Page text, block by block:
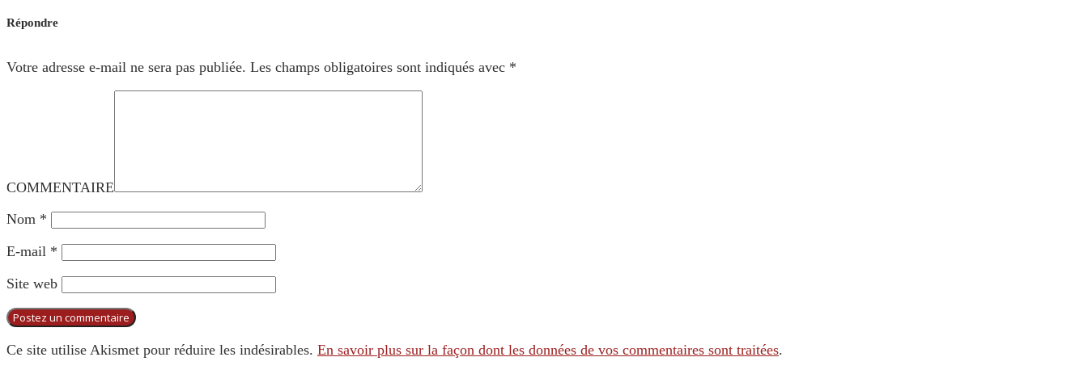
Répondre
Votre adresse e-mail ne sera pas publiée. Les champs obligatoires sont indiqués avec *
COMMENTAIRE
Nom *
E-mail *
Site web
Ce site utilise Akismet pour réduire les indésirables. En savoir plus sur la façon dont les données de vos commentaires sont traitées.